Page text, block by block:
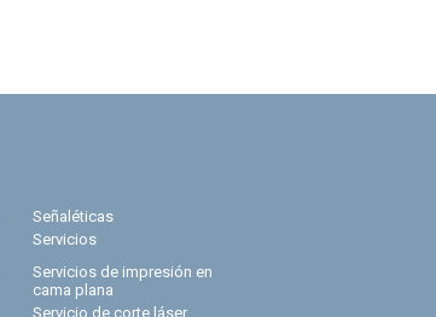
Señaléticas
Servicios
Servicios de impresión en
cama plana
Servicio de corte láser